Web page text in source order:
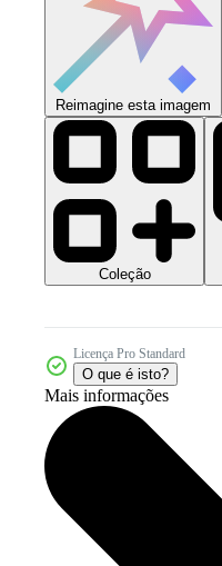
Reimagine esta imagem
Coleção
Licença Pro Standard
O que é isto?
Mais informações